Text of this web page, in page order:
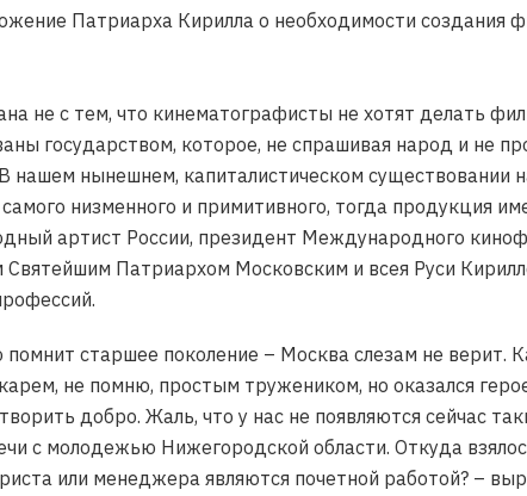
Патриарха Кирилла о необходимости создания
не с тем, что кинематографисты не хотят делать
государством, которое, не спрашивая народ и не
нашем нынешнем, капиталистическом существовании
низменного и примитивного, тогда продукция
артист России, президент Международного
Патриархом Московским и всея Руси
старшее поколение – Москва слезам не верит.
не помню, простым тружеником, но оказался
добро. Жаль, что у нас не появляются сейчас
с молодежью Нижегородской области. Откуда
или менеджера являются почетной работой? –